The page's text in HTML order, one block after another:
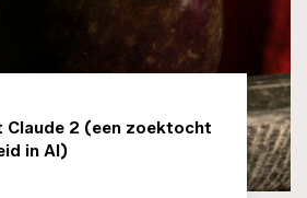
Claude 2 (een zoektocht
in AI)